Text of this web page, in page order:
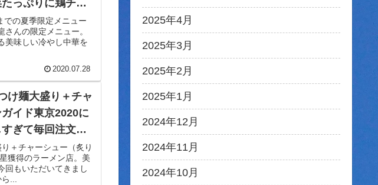
っぷりに鶏チャ
し中華をいただ
での夏季限定メニュー
さんの限定メニュー。
美味しい冷やし中華を
2020.07.28
け麺大盛り＋チャ
イド東京2020に
ぎて毎回注文し
てきました。
＋チャーシュー（炙り
獲得のラーメン店。美
回もいただいてきまし
...
2025年4月
2025年3月
2025年2月
2025年1月
2024年12月
2024年11月
2024年10月